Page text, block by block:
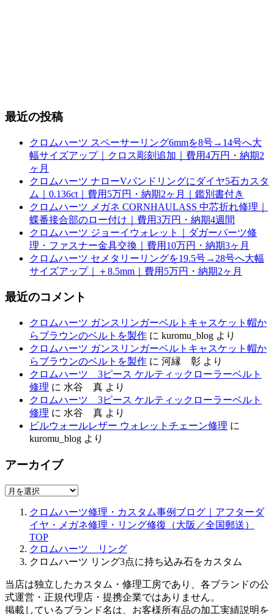
最近の投稿
クロムハーツ スペーサーリング6mmを8号→14号へ大
幅サイズアップ｜クロス彫刻追加｜費用4万円・納期2
ヶ月
クロムハーツ ナローVバンドリングにダイヤ5石カスタ
ム｜0.136ct｜費用5万円・納期2ヶ月｜鑑別書付き
クロムハーツ メガネ CORNHAULASS 中芯折れ修理｜
蝶番接合部のロー付け｜費用3万円・納期4週間
クロムハーツ ジョーイウォレット｜ダガーパーツ修
理・ファスナー金具交換｜費用10万円・納期3ヶ月
クロムハーツ セメタリーリングを19.5号→28号へ大幅
サイズアップ｜＋8.5mm｜費用5万円・納期2ヶ月
最近のコメント
クロムハーツ ガンスリンガーベルトキャスケット帽か
らブラウンのベルトを製作 に kuromu_blog より
クロムハーツ ガンスリンガーベルトキャスケット帽か
らブラウンのベルトを製作 に 河縁 彰 より
クロムハーツ 3ピース ケルティックローラーベルト
修理 に 水谷 真 より
クロムハーツ 3ピース ケルティックローラーベルト
修理 に 水谷 真 より
ビルウォールレザー ウォレットチェーン修理 に
kuromu_blog より
アーカイブ
ア
クロムハーツ修理・カスタム事例ブログ｜アフターダ
イヤ・メガネ修理・リング修復（大阪／全国郵送）
TOP
クロムハーツ リング
クロムハーツ リング3点に持ち込み石をカスタム
当店は独立したカスタム・修理工房であり、各ブランドの公
式運営・正規代理店・提携企業ではありません。
掲載しているブランド名は、お客様所有品の加工実績説明を